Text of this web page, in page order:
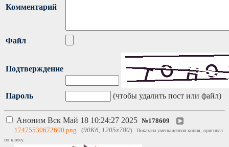
Комментарий
Файл
Подтверждение
Пароль (чтобы удалить пост или файл)
Аноним Вск Май 18 10:24:27 2025 №178609
17475530672600.png (90Кб, 1205x780)
Показана уменьшенная копия, оригинал
по клику.